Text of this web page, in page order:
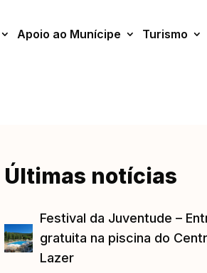
Apoio ao Munícipe Turismo
Últimas notícias
Festival da Juventude –
gratuita na piscina do
Lazer